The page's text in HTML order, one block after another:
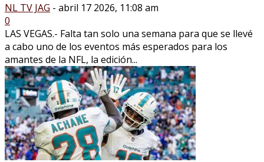
NL TV JAG - abril 17 2026, 11:08 am
0
LAS VEGAS.- Falta tan solo una semana para que se llevé
a cabo uno de los eventos más esperados para los
amantes de la NFL, la edición...